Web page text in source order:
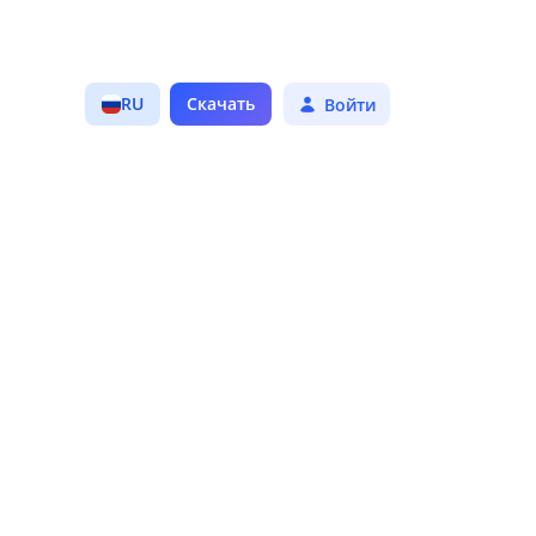
RU Скачать Войти
0.0